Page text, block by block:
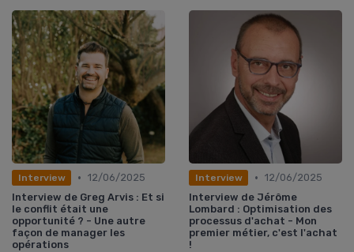
Interview • 12/06/2025
Interview de Greg Arvis : Et si
le conflit était une
opportunité ? - Une autre
façon de manager les
opérations
Interview • 12/06/2025
Interview de Jérôme
Lombard : Optimisation des
processus d'achat - Mon
premier métier, c'est l'achat
!